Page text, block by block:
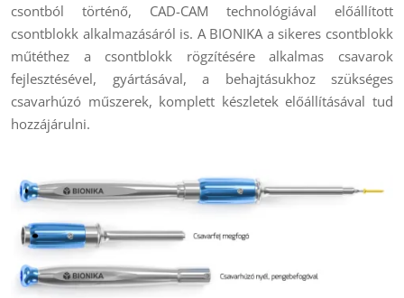
csontból történő, CAD-CAM technológiával előállított
csontblokk alkalmazásáról is. A BIONIKA a sikeres csontblokk
műtéthez a csontblokk rögzítésére alkalmas csavarok
fejlesztésével, gyártásával, a behajtásukhoz szükséges
csavarhúzó műszerek, komplett készletek előállításával tud
hozzájárulni.